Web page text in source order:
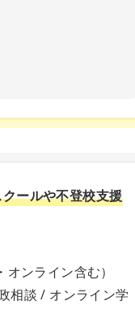
ールや不登校支援
オンライン含む）
相談 / オンライン学